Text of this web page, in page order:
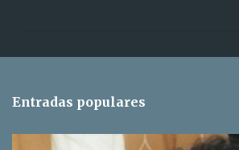
r
Entradas populares